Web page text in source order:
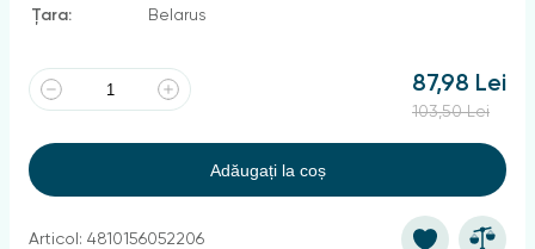
Țara:
Belarus
87,98 Lei
103,50 Lei
Adăugați la coș
Articol: 4810156052206